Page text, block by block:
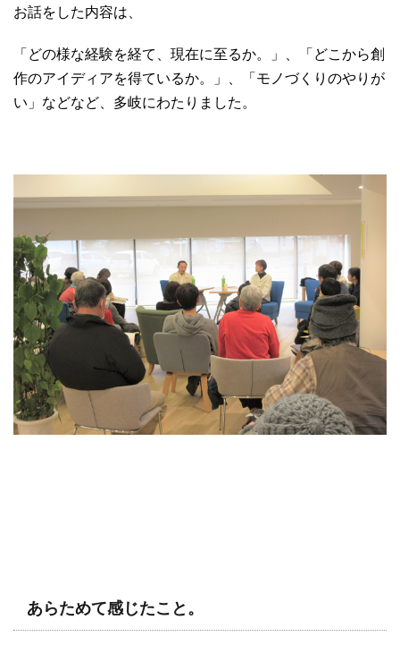
お話をした内容は、
「どの様な経験を経て、現在に至るか。」、「どこから創
作のアイディアを得ているか。」、「モノづくりのやりが
い」などなど、多岐にわたりました。
あらためて感じたこと。